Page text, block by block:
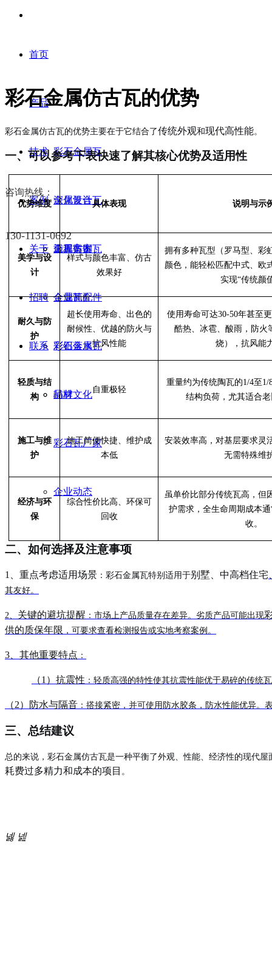
首页
产品
彩石金属瓦
金属复合瓦
金属仿古瓦
金属瓦配件
彩铝落水
辅材
技术
深化设计
施工方案
案例
工程案例
关于
企业简介
彩石金属瓦
品牌文化
彩石瓦厂家
企业动态
招聘
联系
咨询热线：
130-1131-0692
彩石金属仿古瓦的优势
彩石金属仿古瓦的优势主要在于它结合了传统外观和现代高性能。
一、 可以参考下表快速了解其核心优势及适用性
优势维度 具体表现 说明与示
美学与设
计
样式与颜色丰富、仿古
效果好
拥有多种瓦型（罗马型、彩
颜色，能轻松匹配中式、欧
实现“传统颜
耐久与防
护
超长使用寿命、出色的
耐候性、优越的防火与
抗风性能
使用寿命可达30-50年甚至
酷热、冰雹、酸雨，防火
烧），抗风能
轻质与结
构
自重极轻
重量约为传统陶瓦的1/4至 1/
结构负荷，尤其适合
施工与维
护
施工简便快捷、维护成
本低
安装效率高，对基层要求灵
无需特殊维
经济与环
保
综合性价比高、环保可
回收
虽单价比部分传统瓦高，但
护需求，全生命周期成本
收。
二、 如何选择及注意事项
1、 重点考虑适用场景 ： 彩石金属瓦特别适用于别墅、中高档住宅
其友好。
2、 关键的避坑提醒 ： 市场上产品质量存在差异。劣质产品可能出现
供的质保年限 ，可要求查看检测报告或实地考察案例 。
3、 其他重要特点 ：
（1 ） 抗震性 ：轻质高强的特性使其抗震性能优于易碎的传统
（2） 防水与隔音 ：搭接紧密，并可使用防水胶条，防水性能优异。
三、 总结建议
总的来说，彩石金属仿古瓦是一种平衡了外观、性能、经济性的现代
耗费过多精力和成本的项目 。
넳 넲